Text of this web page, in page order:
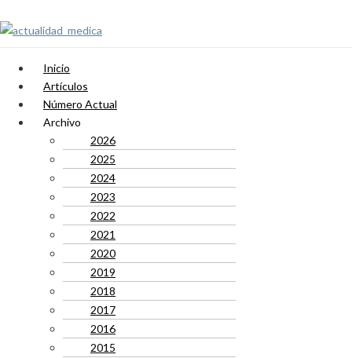
Inicio
Artículos
Número Actual
Archivo
2026
2025
2024
2023
2022
2021
2020
2019
2018
2017
2016
2015